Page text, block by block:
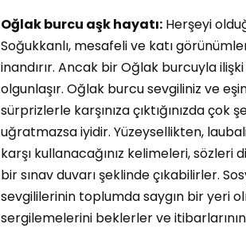
Oğlak burcu aşk hayatı: Herşeyi
Soğukkanlı, mesafeli ve katı
inandırır. Ancak bir Oğlak burcuyla
olgunlaşır. Oğlak burcu sevgiliniz ve
sürprizlerle karşınıza çıktığınızda çok
uğratmazsa iyidir. Yüzeysellikten,
karşı kullanacağınız kelimeleri, sözleri
bir sınav duvarı şeklinde çıkabilirler.
sevgililerinin toplumda saygın bir yeri
sergilemelerini beklerler ve